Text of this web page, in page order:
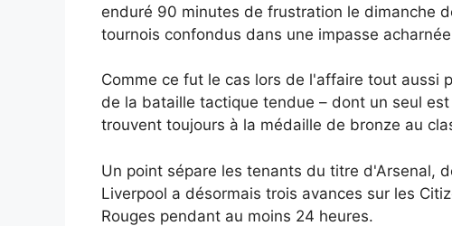
enduré 90 minutes de frustration le dimanche
tournois confondus dans une impasse
Comme ce fut le cas lors de l'affaire tout aussi
de la bataille tactique tendue – dont un seul
trouvent toujours à la médaille de bronze au
Un point sépare les tenants du titre d'Arsenal,
Liverpool a désormais trois avances sur les
Rouges pendant au moins 24 heures.